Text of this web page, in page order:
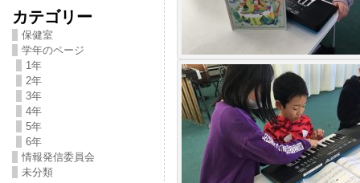
カテゴリー
保健室
学年のページ
1年
2年
3年
4年
5年
6年
情報発信委員会
未分類